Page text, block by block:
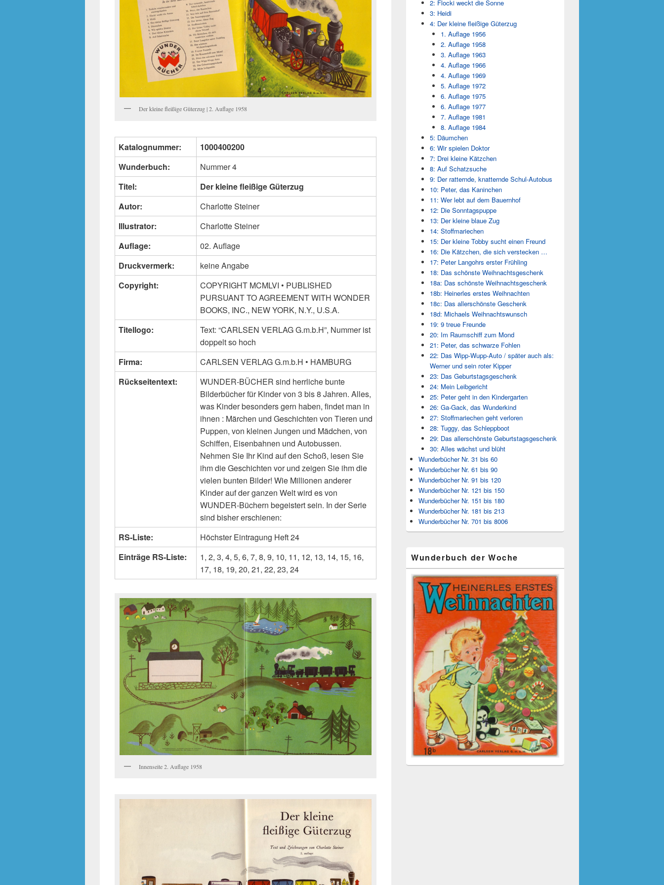
Der kleine fleißige Güterzug | 2. Auflage 1958
Katalognummer:
1000400200
Wunderbuch:
Nummer 4
Titel:
Der kleine fleißige Güterzug
Autor:
Charlotte Steiner
Illustrator:
Charlotte Steiner
Auflage:
02. Auflage
Druckvermerk:
keine Angabe
Copyright:
COPYRIGHT MCMLVI • PUBLISHED
PURSUANT TO AGREEMENT WITH WONDER
BOOKS, INC., NEW YORK, N.Y., U.S.A.
Titellogo:
Text: “CARLSEN VERLAG G.m.b.H”, Nummer ist
doppelt so hoch
Firma:
CARLSEN VERLAG G.m.b.H • HAMBURG
Rückseitentext:
WUNDER-BÜCHER sind herrliche bunte
Bilderbücher für Kinder von 3 bis 8 Jahren. Alles,
was Kinder besonders gern haben, findet man in
ihnen : Märchen und Geschichten von Tieren und
Puppen, von kleinen Jungen und Mädchen, von
Schiffen, Eisenbahnen und Autobussen.
Nehmen Sie Ihr Kind auf den Schoß, lesen Sie
ihm die Geschichten vor und zeigen Sie ihm die
vielen bunten Bilder! Wie Millionen anderer
Kinder auf der ganzen Welt wird es von
WUNDER-Büchern begeistert sein. In der Serie
sind bisher erschienen:
RS-Liste:
Höchster Eintragung Heft 24
Einträge RS-Liste:
1, 2, 3, 4, 5, 6, 7, 8, 9, 10, 11, 12, 13, 14, 15, 16,
17, 18, 19, 20, 21, 22, 23, 24
Innenseite 2. Auflage 1958
2: Flocki weckt die Sonne
3: Heidi
4: Der kleine fleißige Güterzug
1. Auflage 1956
2. Auflage 1958
3. Auflage 1963
4. Auflage 1966
4. Auflage 1969
5. Auflage 1972
6. Auflage 1975
6. Auflage 1977
7. Auflage 1981
8. Auflage 1984
5: Däumchen
6: Wir spielen Doktor
7: Drei kleine Kätzchen
8: Auf Schatzsuche
9: Der ratternde, knatternde Schul-Autobus
10: Peter, das Kaninchen
11: Wer lebt auf dem Bauernhof
12: Die Sonntagspuppe
13: Der kleine blaue Zug
14: Stoffmariechen
15: Der kleine Tobby sucht einen Freund
16: Die Kätzchen, die sich verstecken …
17: Peter Langohrs erster Frühling
18: Das schönste Weihnachtsgeschenk
18a: Das schönste Weihnachtsgeschenk
18b: Heinerles erstes Weihnachten
18c: Das allerschönste Geschenk
18d: Michaels Weihnachtswunsch
19: 9 treue Freunde
20: Im Raumschiff zum Mond
21: Peter, das schwarze Fohlen
22: Das Wipp-Wupp-Auto / später auch als:
Werner und sein roter Kipper
23: Das Geburtstagsgeschenk
24: Mein Leibgericht
25: Peter geht in den Kindergarten
26: Ga-Gack, das Wunderkind
27: Stoffmariechen geht verloren
28: Tuggy, das Schleppboot
29: Das allerschönste Geburtstagsgeschenk
30: Alles wächst und blüht
Wunderbücher Nr. 31 bis 60
Wunderbücher Nr. 61 bis 90
Wunderbücher Nr. 91 bis 120
Wunderbücher Nr. 121 bis 150
Wunderbücher Nr. 151 bis 180
Wunderbücher Nr. 181 bis 213
Wunderbücher Nr. 701 bis 8006
Wunderbuch der Woche